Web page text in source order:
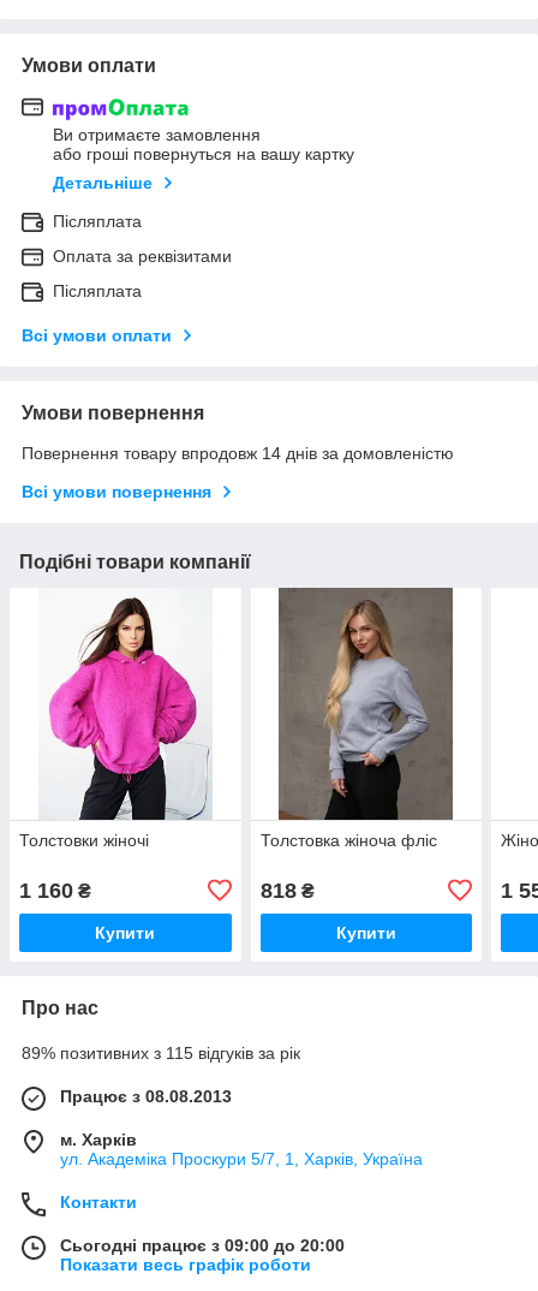
Умови оплати
Ви отримаєте замовлення
або гроші повернуться на вашу картку
Детальніше
Післяплата
Оплата за реквізитами
Післяплата
Всі умови оплати
Умови повернення
Повернення товару впродовж 14 днів за домовленістю
Всі умови повернення
Подібні товари компанії
Толстовки жіночі
1 160 ₴
Купити
Толстовка жіноча фліс
818₴
Купити
1
Про нас
89% позитивних з 115 відгуків за рік
Працює з 08.08.2013
м. Харків
ул. Академіка Проскури 5/7, 1, Харків, Україна
Контакти
Сьогодні працює з 09:00 до 20:00
Показати весь графік роботи